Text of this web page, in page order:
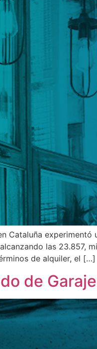
Cataluña
las 23.857,
de alquiler, el […]
de